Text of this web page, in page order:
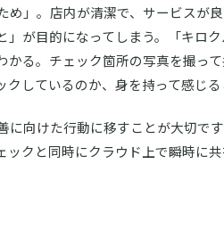
め」。店内が清潔で、サービスが
が目的になってしまう。「キロ
る。チェック箇所の写真を撮っ
しているのか、身を持って感じる
に向けた行動に移すことが大切で
クと同時にクラウド上で瞬時に